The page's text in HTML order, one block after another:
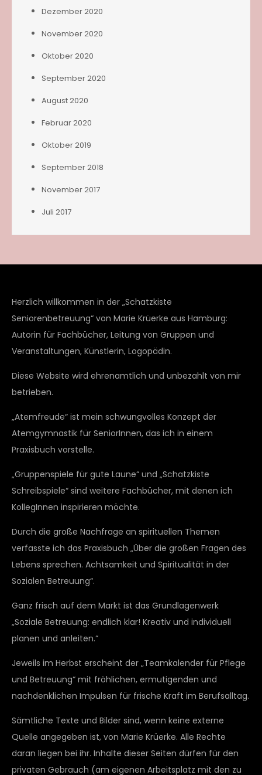
Dezember 2020
November 2020
Oktober 2020
September 2020
August 2020
Februar 2020
Oktober 2019
September 2018
November 2017
Juli 2017
Herzlich willkommen in der „Schatzkiste
Seniorenbetreuung“ von Marie Krüerke aus Hamburg:
Autorin für Fachbücher, Leitung von Gruppen und
Veranstaltungen, Künstlerin, Logopädin.
Diese Website wird ehrenamtlich und unbezahlt von mir
betrieben.
„Atemfreude“ ist mein schwungvolles Konzept der
Atemgymnastik für SeniorInnen, das ich in einem
Praxisbuch vorstelle.
„Gruppenspiele für gute Laune“ und „Schatzkiste
Schreibspiele“ sind weitere Fachbücher, mit denen ich
KollegInnen inspirieren möchte.
Durch die große Nachfrage an spirituellen Themen
verfasste ich das Praxisbuch „Über die großen Fragen des
Lebens sprechen. Achtsamkeit und Spiritualität in der
Sozialen Betreuung“.
Ganz frisch auf dem Markt ist das Grundlagenwerk
„Soziale Betreuung: endlich klar! Kreativ und individuell
planen und anleiten.“
Jeweils im Herbst erscheint der „Teamkalender für Pflege
und Betreuung“ mit fröhlichen, ermutigenden und
nachdenklichen Impulsen für frische Kraft im Berufsalltag.
Sämtliche Texte und Bilder sind, wenn keine externe
Quelle angegeben ist, von Marie Krüerke. Alle Rechte
daran liegen bei ihr. Inhalte dieser Seiten dürfen für den
privaten Gebrauch (am eigenen Arbeitsplatz mit den zu